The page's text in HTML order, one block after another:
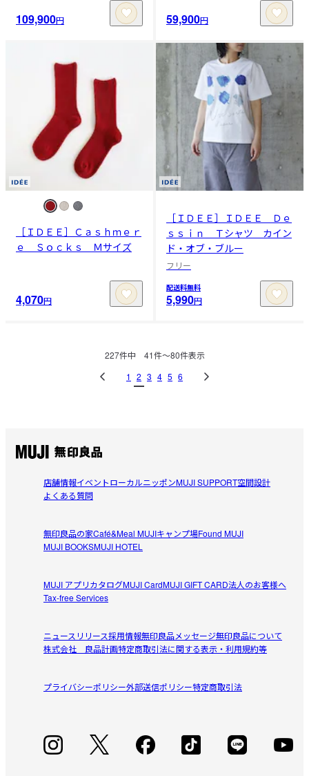
109,900円 59,900円
［ＩＤＥＥ］Ｃａｓｈｍｅｒ
ｅ Ｓｏｃｋｓ Ｍサイズ
4,070円
［ＩＤＥＥ］ＩＤＥＥ Ｄｅ
ｓｓｉｎ Ｔシャツ カイン
ド・オブ・ブルー
フリー
配送料無料
5,990円
227件中 41件〜80件表示
1 2 3 4 5 6
店舗情報イベントローカルニッポンMUJI SUPPORT空間設計
よくある質問
無印良品の家Café&Meal MUJIキャンプ場Found MUJI
MUJI BOOKSMUJI HOTEL
MUJI アプリカタログMUJI CardMUJI GIFT CARD法人のお客様へ
Tax-free Services
ニュースリリース採用情報無印良品メッセージ無印良品について
株式会社 良品計画特定商取引法に関する表示・利用規約等
プライバシーポリシー外部送信ポリシー特定商取引法